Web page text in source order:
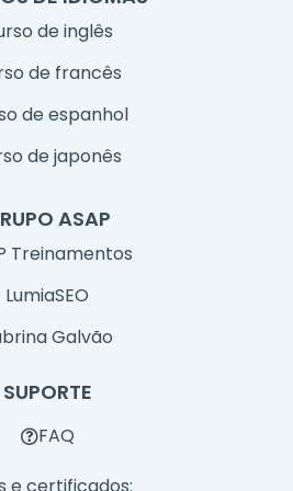
de inglês
de francês
de espanhol
de japonês
ASAP
Treinamentos
LumiaSEO
Galvão
SUPORTE
FAQ
e certificados: